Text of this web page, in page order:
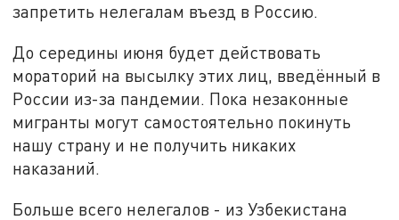
запретить нелегалам въезд в Россию.
До середины июня будет действовать
мораторий на высылку этих лиц, введённый в
России из-за пандемии. Пока незаконные
мигранты могут самостоятельно покинуть
нашу страну и не получить никаких
наказаний.
Больше всего нелегалов - из Узбекистана